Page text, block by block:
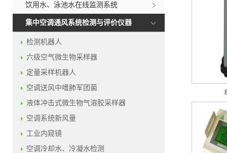
饮用水、泳池水在线监测系统
集中空调通风系统检测与评价仪器
检测机器人
六级空气微生物采样器
定量采样机器人
空调送风中嗜肺军团菌
液体冲击式微生物气溶胶采样器
空调系统新风量
工业内窥镜
空调冷却水、冷凝水检测